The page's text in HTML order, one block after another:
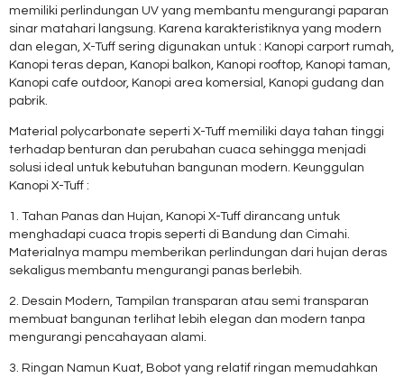
memiliki perlindungan UV yang membantu mengurangi paparan
sinar matahari langsung. Karena karakteristiknya yang modern
dan elegan, X-Tuff sering digunakan untuk : Kanopi carport rumah,
Kanopi teras depan, Kanopi balkon, Kanopi rooftop, Kanopi taman,
Kanopi cafe outdoor, Kanopi area komersial, Kanopi gudang dan
pabrik.
Material polycarbonate seperti X-Tuff memiliki daya tahan tinggi
terhadap benturan dan perubahan cuaca sehingga menjadi
solusi ideal untuk kebutuhan bangunan modern. Keunggulan
Kanopi X-Tuff :
1. Tahan Panas dan Hujan, Kanopi X-Tuff dirancang untuk
menghadapi cuaca tropis seperti di Bandung dan Cimahi.
Materialnya mampu memberikan perlindungan dari hujan deras
sekaligus membantu mengurangi panas berlebih.
2. Desain Modern, Tampilan transparan atau semi transparan
membuat bangunan terlihat lebih elegan dan modern tanpa
mengurangi pencahayaan alami.
3. Ringan Namun Kuat, Bobot yang relatif ringan memudahkan